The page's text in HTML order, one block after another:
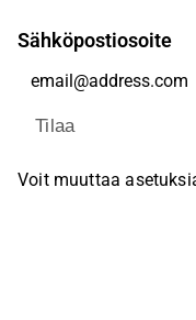
Sähköpostiosoite
Tilaa
Voit muuttaa